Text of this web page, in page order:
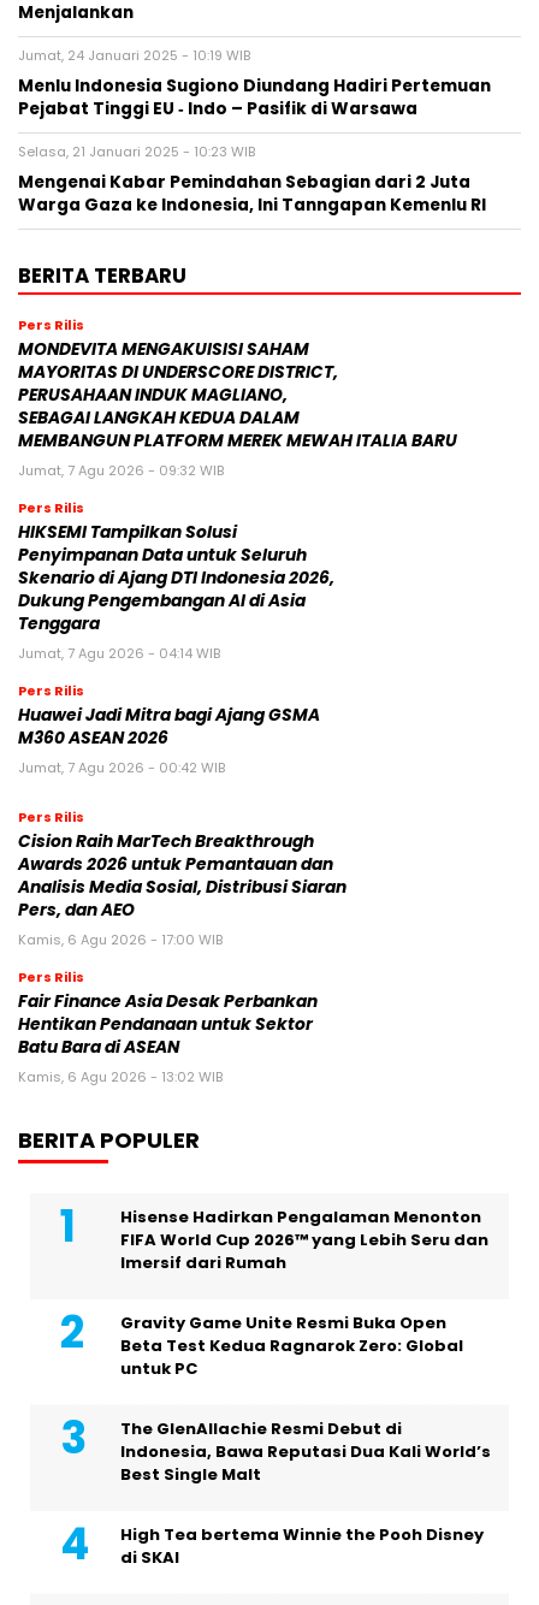
Menjalankan
Jumat, 24 Januari 2025 - 10:19 WIB
Menlu Indonesia Sugiono Diundang Hadiri Pertemuan
Pejabat Tinggi EU ‐ Indo – Pasifik di Warsawa
Selasa, 21 Januari 2025 - 10:23 WIB
Mengenai Kabar Pemindahan Sebagian dari 2 Juta
Warga Gaza ke Indonesia, Ini Tanngapan Kemenlu RI
BERITA TERBARU
Pers Rilis
MONDEVITA MENGAKUISISI SAHAM
MAYORITAS DI UNDERSCORE DISTRICT,
PERUSAHAAN INDUK MAGLIANO,
SEBAGAI LANGKAH KEDUA DALAM
MEMBANGUN PLATFORM MEREK MEWAH ITALIA BARU
Jumat, 7 Agu 2026 - 09:32 WIB
Pers Rilis
HIKSEMI Tampilkan Solusi
Penyimpanan Data untuk Seluruh
Skenario di Ajang DTI Indonesia 2026,
Dukung Pengembangan AI di Asia
Tenggara
Jumat, 7 Agu 2026 - 04:14 WIB
Pers Rilis
Huawei Jadi Mitra bagi Ajang GSMA
M360 ASEAN 2026
Jumat, 7 Agu 2026 - 00:42 WIB
Pers Rilis
Cision Raih MarTech Breakthrough
Awards 2026 untuk Pemantauan dan
Analisis Media Sosial, Distribusi Siaran
Pers, dan AEO
Kamis, 6 Agu 2026 - 17:00 WIB
Pers Rilis
Fair Finance Asia Desak Perbankan
Hentikan Pendanaan untuk Sektor
Batu Bara di ASEAN
Kamis, 6 Agu 2026 - 13:02 WIB
BERITA POPULER
Hisense Hadirkan Pengalaman Menonton
FIFA World Cup 2026™ yang Lebih Seru dan
Imersif dari Rumah
Gravity Game Unite Resmi Buka Open
Beta Test Kedua Ragnarok Zero: Global
untuk PC
The GlenAllachie Resmi Debut di
Indonesia, Bawa Reputasi Dua Kali World’s
Best Single Malt
High Tea bertema Winnie the Pooh Disney
di SKAI